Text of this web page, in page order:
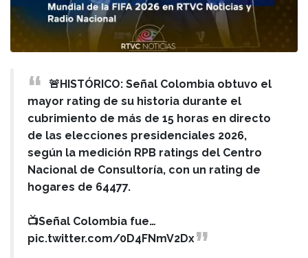
🚨HISTÓRICO: Señal Colombia obtuvo el
mayor rating de su historia durante el
cubrimiento de más de 15 horas en directo
de las elecciones presidenciales 2026,
según la medición RPB ratings del Centro
Nacional de Consultoría, con un rating de
hogares de 64477.
📺Señal Colombia fue…
pic.twitter.com/0D4FNmV2Dx